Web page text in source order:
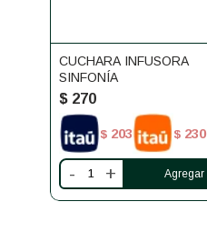
CUCHARA INFUSORA
SINFONÍA
$ 270
$ 203 $ 230
- +